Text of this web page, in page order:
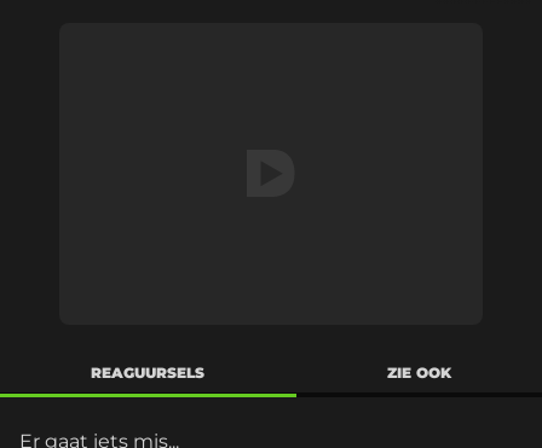
REAGUURSELS ZIE OOK
Er gaat iets mis...